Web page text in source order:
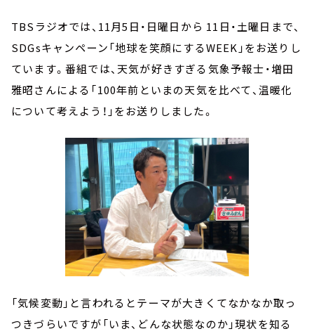
TBSラジオでは、11月5日・日曜日から 11日・土曜日まで、
SDGsキャンペーン「地球を笑顔にするWEEK」をお送りし
ています。番組では、天気が好きすぎる気象予報士・増田
雅昭さんによる「100年前といまの天気を比べて、温暖化
について考えよう！」をお送りしました。
「気候変動」と言われるとテーマが大きくてなかなか取っ
つきづらいですが「いま、どんな状態なのか」現状を知る